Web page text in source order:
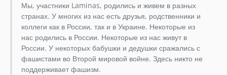
2.3.x-dev
2.3.0
2.2.x-dev
2.2.0
2.1.x-dev
Мы, участники Laminas, родились и живем в разных
странах. У многих из нас есть друзья, родственники и
коллеги как в России, так и в Украине. Некоторые из
нас родились в России. Некоторые из нас живут в
России. У некоторых бабушки и дедушки сражались с
фашистами во Второй мировой войне. Здесь никто не
поддерживает фашизм.